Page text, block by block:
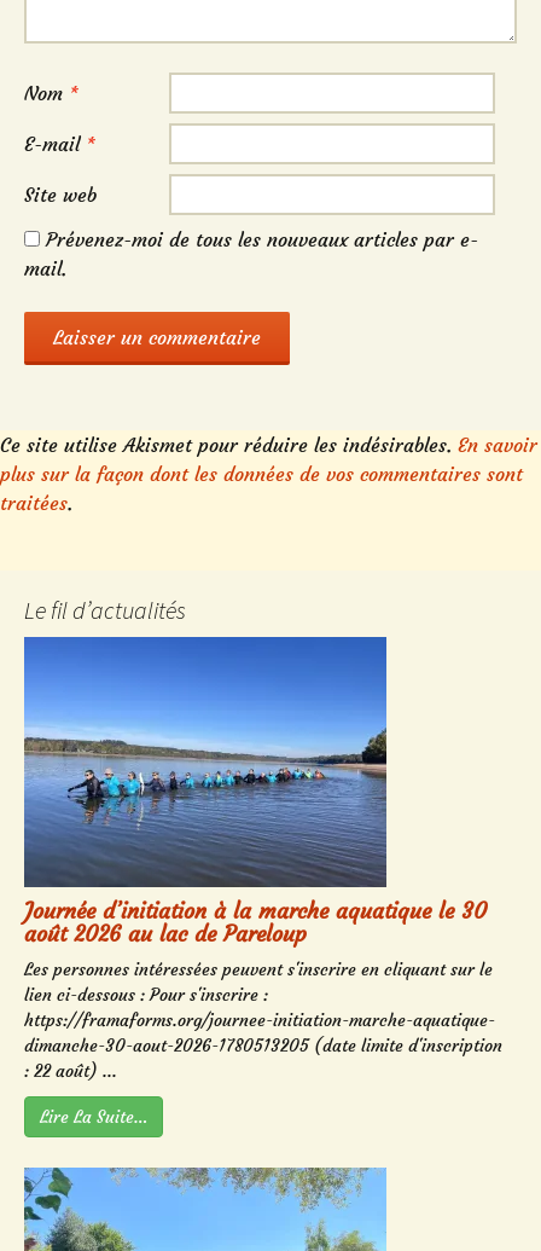
Nom *
E-mail *
Site web
Prévenez-moi de tous les nouveaux articles par e-
mail.
Ce site utilise Akismet pour réduire les indésirables. En savoir
plus sur la façon dont les données de vos commentaires sont
traitées.
Le fil d’actualités
Journée d’initiation à la marche aquatique le 30
août 2026 au lac de Pareloup
Les personnes intéressées peuvent s'inscrire en cliquant sur le
lien ci-dessous : Pour s'inscrire :
https://framaforms.org/journee-initiation-marche-aquatique-
dimanche-30-aout-2026-1780513205 (date limite d'inscription
: 22 août) ...
Lire La Suite…